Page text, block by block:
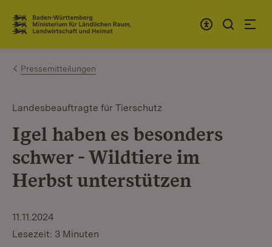
Zum Inhalt springen
Link zur Startseite
Pressemitteilungen
Landesbeauftragte für Tierschutz
Igel haben es besonders
schwer - Wildtiere im
Herbst unterstützen
11.11.2024
Lesezeit: 3 Minuten